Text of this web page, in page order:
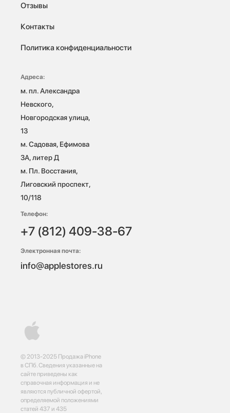
© 2013-2025 Продажа iPhone
в СПб. Сведения указанные на
сайте приведены как
справочная информация и не
являются публичной офертой,
определяемой положениями
статей 437 и 435
Отзывы
Контакты
Политика конфиденциальности
Адреса:
м. пл. Александра
Невского,
Новгородская улица,
13
м. Садовая, Ефимова
3А, литер Д
м. Пл. Восстания,
Лиговский проспект,
10/118
Телефон:
+7 (812) 409-38-67
Электронная почта:
info@applestores.ru